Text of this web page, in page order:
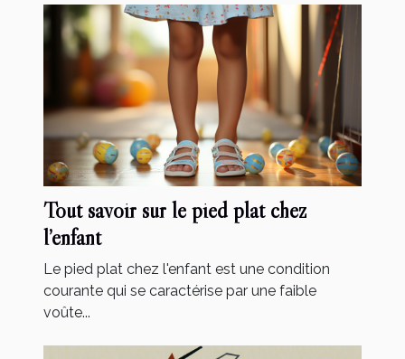
Tout savoir sur le pied plat chez
l’enfant
Le pied plat chez l'enfant est une condition
courante qui se caractérise par une faible
voûte...